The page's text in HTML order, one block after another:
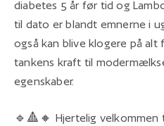
diabetes 5 år før tid og
til dato er blandt emnerne i
også kan blive klogere på alt
tankens kraft til
egenskaber.
🔹🔺🔸 Hjertelig velkommen